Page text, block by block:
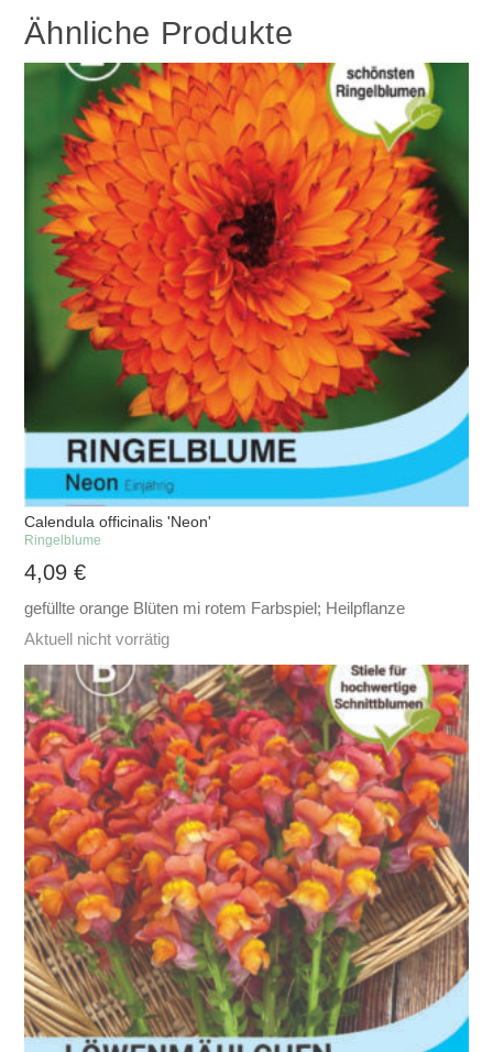
Ähnliche Produkte
Calendula officinalis 'Neon'
Ringelblume
4,09€
gefüllte orange Blüten mi rotem Farbspiel; Heilpflanze
Aktuell nicht vorrätig